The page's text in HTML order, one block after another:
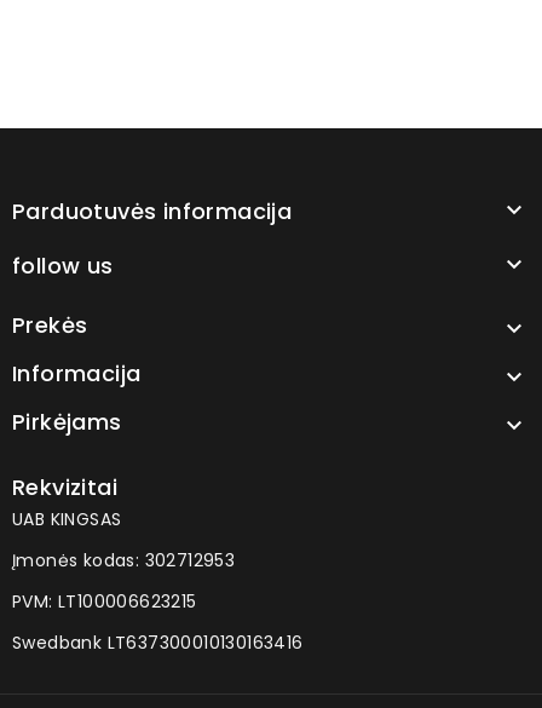
Parduotuvės informacija 
follow us 
Prekės 
Informacija 
Pirkėjams 
Rekvizitai
UAB KINGSAS
Įmonės kodas: 302712953
PVM: LT100006623215
Swedbank LT637300010130163416